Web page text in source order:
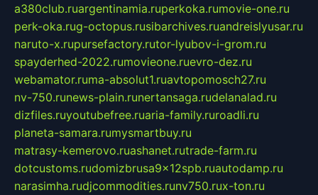
a380club.ruargentinamia.ruperkoka.rumovie-one.ru
perk-oka.rug-octopus.rusibarchives.ruandreislyusar.ru
naruto-x.rupursefactory.rutor-lyubov-i-grom.ru
spayderhed-2022.rumovieone.ruevro-dez.ru
webamator.ruma-absolut1.ruavtopomosch27.ru
nv-750.runews-plain.runertansaga.rudelanalad.ru
dizfiles.ruyoutubefree.ruaria-family.ruroadli.ru
planeta-samara.rumysmartbuy.ru
matrasy-kemerovo.ruashanet.rutrade-farm.ru
dotcustoms.rudomizbrusa9x12spb.ruautodamp.ru
narasimha.rudjcommodities.runv750.rux-ton.ru